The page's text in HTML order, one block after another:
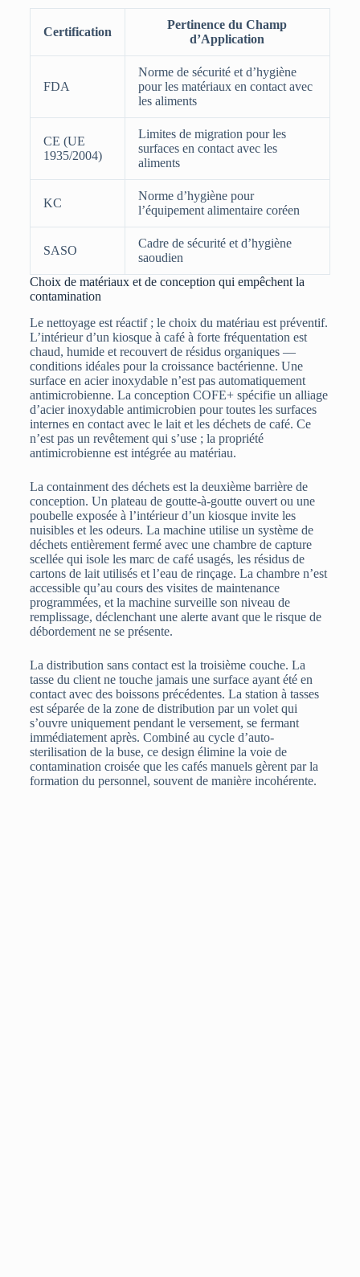
Certification
Pertinence du Champ
d’Application
FDA
Norme de sécurité et d’hygiène
pour les matériaux en contact avec
les aliments
CE (UE
1935/2004)
Limites de migration pour les
surfaces en contact avec les
aliments
KC
Norme d’hygiène pour
l’équipement alimentaire coréen
SASO
Cadre de sécurité et d’hygiène
saoudien
Choix de matériaux et de conception qui empêchent la
contamination
Le nettoyage est réactif ; le choix du matériau est préventif.
L’intérieur d’un kiosque à café à forte fréquentation est
chaud, humide et recouvert de résidus organiques —
conditions idéales pour la croissance bactérienne. Une
surface en acier inoxydable n’est pas automatiquement
antimicrobienne. La conception COFE+ spécifie un alliage
d’acier inoxydable antimicrobien pour toutes les surfaces
internes en contact avec le lait et les déchets de café. Ce
n’est pas un revêtement qui s’use ; la propriété
antimicrobienne est intégrée au matériau.
La containment des déchets est la deuxième barrière de
conception. Un plateau de goutte-à-goutte ouvert ou une
poubelle exposée à l’intérieur d’un kiosque invite les
nuisibles et les odeurs. La machine utilise un système de
déchets entièrement fermé avec une chambre de capture
scellée qui isole les marc de café usagés, les résidus de
cartons de lait utilisés et l’eau de rinçage. La chambre n’est
accessible qu’au cours des visites de maintenance
programmées, et la machine surveille son niveau de
remplissage, déclenchant une alerte avant que le risque de
débordement ne se présente.
La distribution sans contact est la troisième couche. La
tasse du client ne touche jamais une surface ayant été en
contact avec des boissons précédentes. La station à tasses
est séparée de la zone de distribution par un volet qui
s’ouvre uniquement pendant le versement, se fermant
immédiatement après. Combiné au cycle d’auto-
sterilisation de la buse, ce design élimine la voie de
contamination croisée que les cafés manuels gèrent par la
formation du personnel, souvent de manière incohérente.